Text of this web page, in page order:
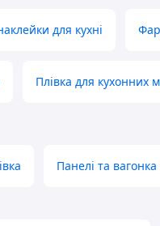
для кухні
Плівка для кухонних
Панелі та